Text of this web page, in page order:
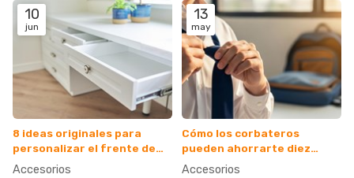
10
jun
8 ideas originales para
personalizar el frente de
tus cajoneras a medida
Accesorios
13
may
Cómo los corbateros
pueden ahorrarte diez
minutos cada mañana
Accesorios